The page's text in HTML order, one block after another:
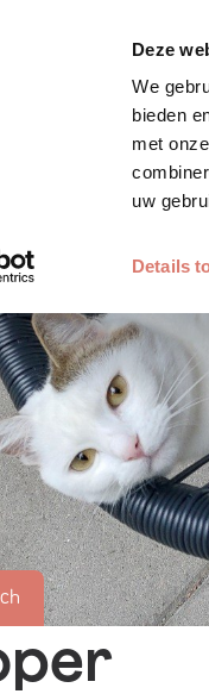
Deze
We
bieden
met
uw
Details
Zoek huisdier